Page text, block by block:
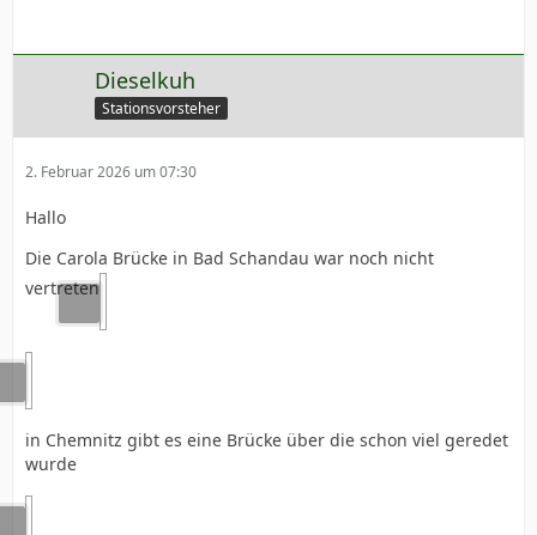
Dieselkuh
Stationsvorsteher
2. Februar 2026 um 07:30
Hallo
Die Carola Brücke in Bad Schandau war noch nicht
vertreten
in Chemnitz gibt es eine Brücke über die schon viel geredet
wurde